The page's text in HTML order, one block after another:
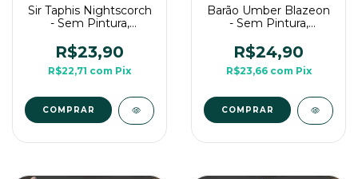
Sir Taphis Nightscorch
- Sem Pintura,
Para Rpg de Mesa
R$23,90
R$22,71 com Pix
COMPRAR
Barão Umber Blazeon
- Sem Pintura,
Para Rpg de Mesa
R$24,90
R$23,66 com Pix
COMPRAR